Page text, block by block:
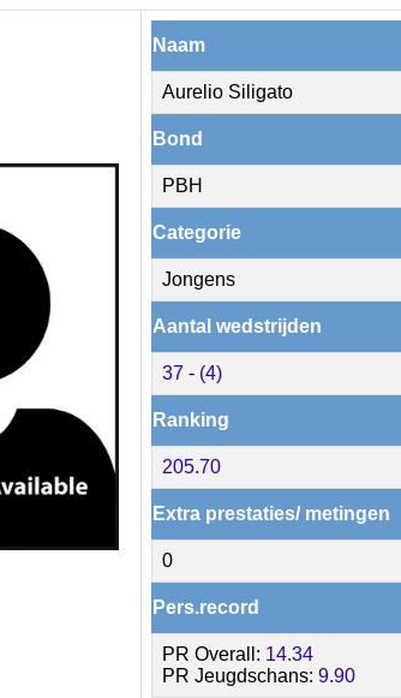
Naam
Aurelio Siligato
Bond
PBH
Categorie
Jongens
Aantal wedstrijden
37 - (4)
Ranking
205.70
Extra prestaties/ metingen
0
Pers.record
PR Overall: 14.34
PR Jeugdschans: 9.90